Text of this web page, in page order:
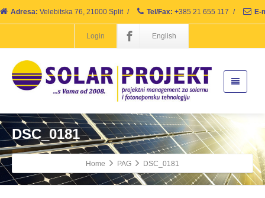
Adresa: Velebitska 76, 21000 Split / Tel/Fax: +385 21 655 117 / E-
Login English
DSC_0181
Home PAG DSC_0181